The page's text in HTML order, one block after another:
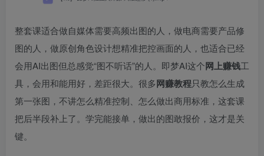
整套课适合做自媒体需要高频出图的人，做电商需要产品修
图的人，做原创角色设计想精准把控画面的人，也适合已经
会用AI出图但总感觉“图不听话”的人。即梦AI这个网上赚钱工
具，会用和能用好，差距很大。很多网赚教程只教怎么生成
第一张图，不讲怎么精准控制、怎么做出商用标准，这套课
把后半段补上了。学完能接单，做出的图敢报价，这才是关
键。